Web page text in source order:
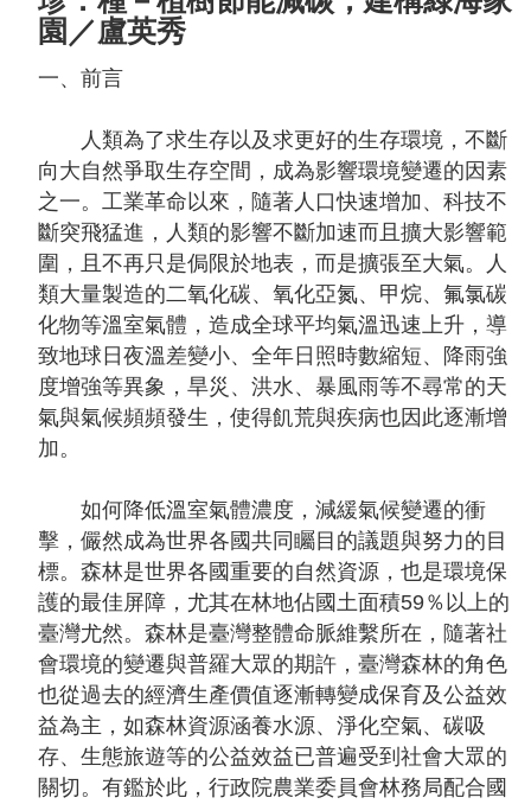
訊
安
全
著
作
權
聲
明
雙
語
詞
彙
照
表
網
站
資
料
開
放
宣
園／盧英秀
一、前言
人類為了求生存以及求更好的生存環境，不斷
向大自然爭取生存空間，成為影響環境變遷的因素
之一。工業革命以來，隨著人口快速增加、科技不
斷突飛猛進，人類的影響不斷加速而且擴大影響範
圍，且不再只是侷限於地表，而是擴張至大氣。人
類大量製造的二氧化碳、氧化亞氮、甲烷、氟氯碳
化物等溫室氣體，造成全球平均氣溫迅速上升，導
致地球日夜溫差變小、全年日照時數縮短、降雨強
度增強等異象，旱災、洪水、暴風雨等不尋常的天
氣與氣候頻頻發生，使得飢荒與疾病也因此逐漸增
加。
如何降低溫室氣體濃度，減緩氣候變遷的衝
擊，儼然成為世界各國共同矚目的議題與努力的目
標。森林是世界各國重要的自然資源，也是環境保
護的最佳屏障，尤其在林地佔國土面積59％以上的
臺灣尤然。森林是臺灣整體命脈維繫所在，隨著社
會環境的變遷與普羅大眾的期許，臺灣森林的角色
也從過去的經濟生產價值逐漸轉變成保育及公益效
益為主，如森林資源涵養水源、淨化空氣、碳吸
存、生態旅遊等的公益效益已普遍受到社會大眾的
關切。有鑑於此，行政院農業委員會林務局配合國